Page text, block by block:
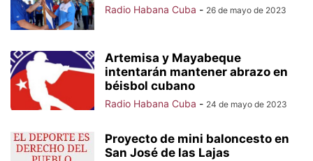
Radio Habana Cuba - 26 de mayo de 2023
Artemisa y Mayabeque
intentarán mantener abrazo en
béisbol cubano
Radio Habana Cuba - 24 de mayo de 2023
Proyecto de mini baloncesto en
San José de las Lajas